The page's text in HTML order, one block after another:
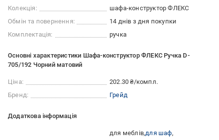
Колекція:
шафа-конструктор ФЛЕКС
Обмін та повернення:
14 днів з дня покупки
Комплектація:
ручка
Основні характеристики Шафа-конструктор ФЛЕКС Ручка D-
705/192 Чорний матовий
Ціна:
202.30 ₴/компл.
Бренд:
Грейд
Додаткова інформація
для меблів для шаф